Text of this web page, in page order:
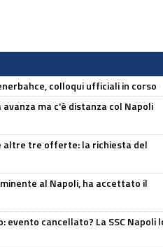
colloqui ufficiali in corso
ma c'è distanza col Napoli
altre tre offerte: la richiesta del
al Napoli, ha accettato il
evento cancellato? La SSC Napoli